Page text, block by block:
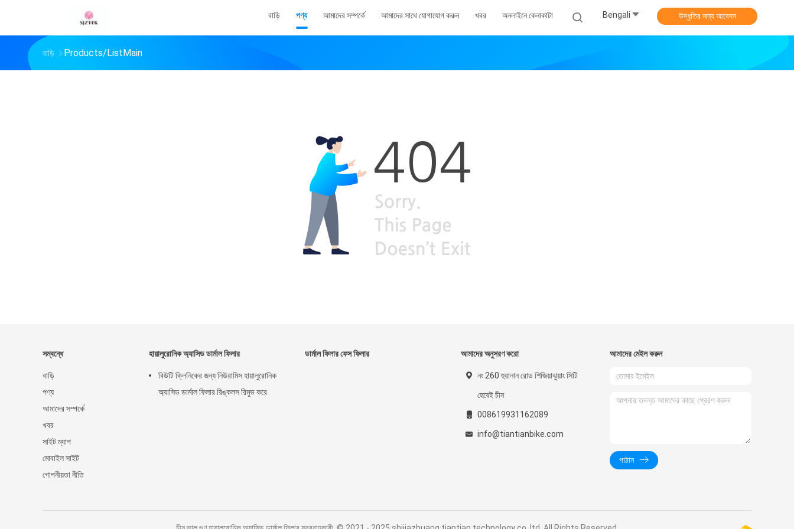
বাড়ি পণ্য আমাদের সম্পর্কে আমাদের সাথে যোগাযোগ করুন খবর অনলাইনে কেনাকাটা Bengali উদ্ধৃতির জন্য আবেদন
বাড়ি Products/ListMain
সম্বন্ধে
বাড়ি
পণ্য
আমাদের সম্পর্কে
খবর
সাইট ম্যাপ
মোবাইল সাইট
গোপনীয়তা নীতি
হায়ালুরোনিক অ্যাসিড ডার্মাল ফিলার
বিউটি ক্লিনিকের জন্য নিউরামিস হায়ালুরোনিক
অ্যাসিড ডার্মাল ফিলার রিঙ্কলস রিমুভ করে
ডার্মাল ফিলার ফেস ফিলার আমাদের অনুসরণ করো
নং 260 হুয়ানান রোড শিজিয়াঝুয়াং সিটি
হেবেই চীন
008619931162089
info@tiantianbike.com
আমাদের মেইল ​​করুন
পাঠান